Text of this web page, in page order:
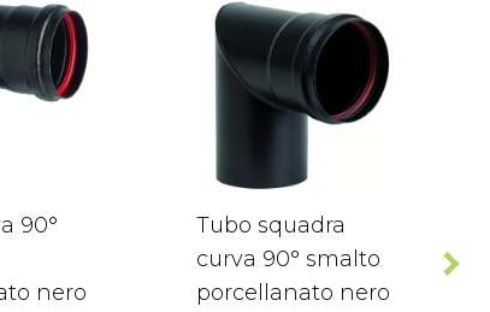
90°
nero
Tubo squadra
curva 90° smalto
porcellanato nero